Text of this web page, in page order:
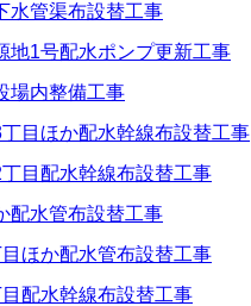
管渠布設替工事
1号配水ポンプ更新工事
内整備工事
ほか配水幹線布設替工事
配水幹線布設替工事
水管布設替工事
か配水管布設替工事
水幹線布設替工事